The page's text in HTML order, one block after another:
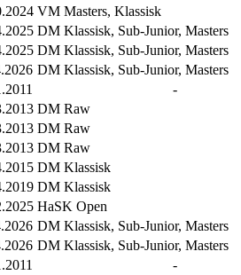
VM Masters, Klassisk
DM Klassisk, Sub-Junior, Masters
DM Klassisk, Sub-Junior, Masters
DM Klassisk, Sub-Junior, Masters
-
DM Raw
DM Raw
DM Raw
DM Klassisk
DM Klassisk
HaSK Open
DM Klassisk, Sub-Junior, Masters
DM Klassisk, Sub-Junior, Masters
-